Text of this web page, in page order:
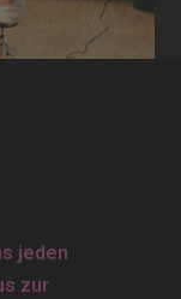
jeden
zur